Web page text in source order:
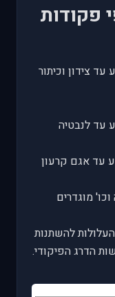
פקודות
צידון וכיתור
עד לנבטיה
עד אגם קרעון
מוגדרים
להשתנות
הדרג הפיקודי.